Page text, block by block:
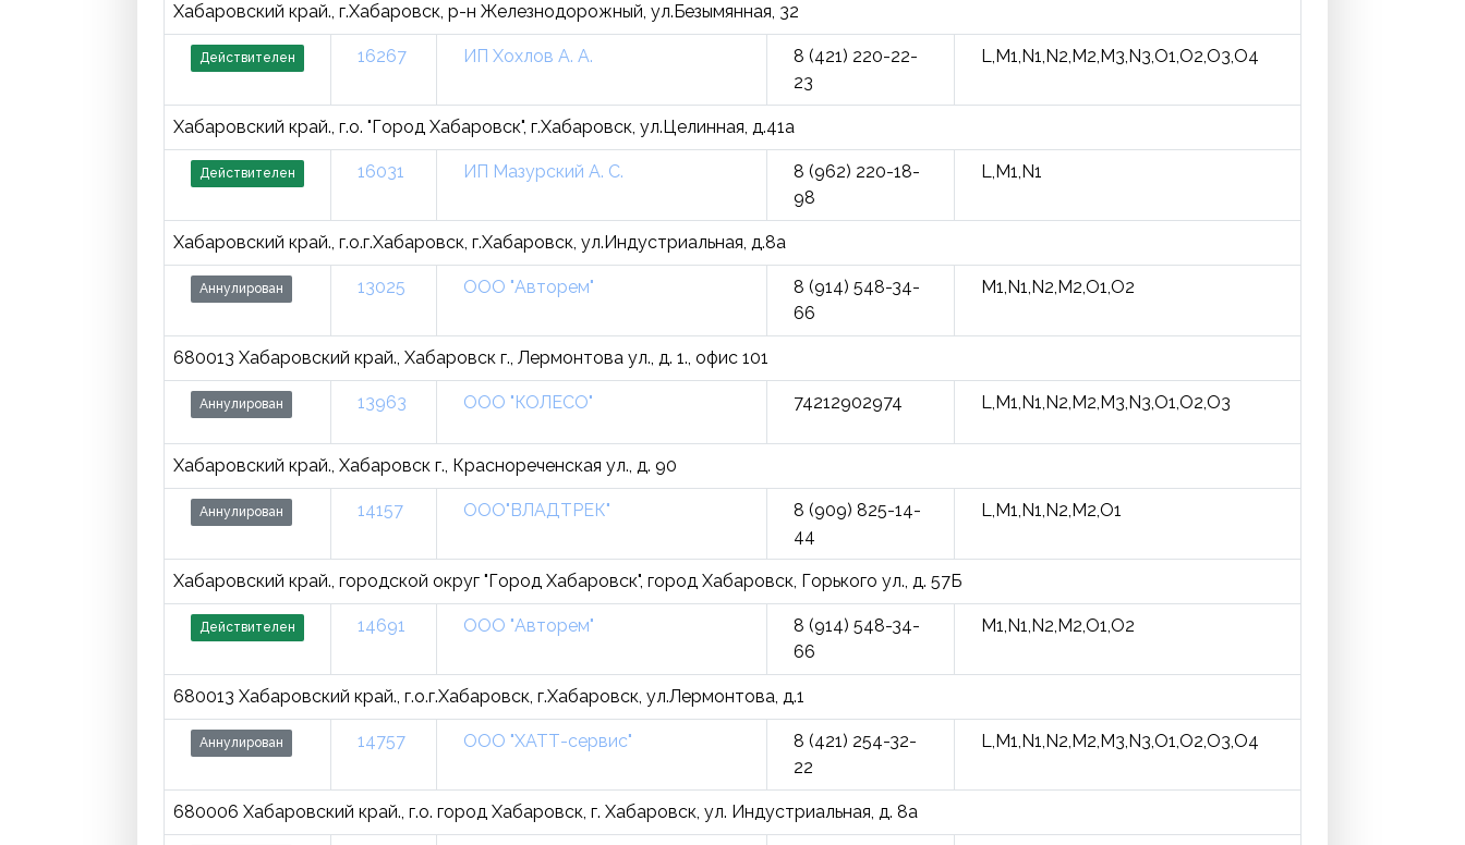
Хабаровский край., г.Хабаровск, р-н Железнодорожный, ул.Безымянная, 32
Действителен 16267 ИП Хохлов А. А.
8 (421) 220-22-
23
L,M1,N1,N2,M2,M3,N3,O1,O2,O3,O4
Хабаровский край., г.о. "Город Хабаровск", г.Хабаровск, ул.Целинная, д.41а
Действителен 16031 ИП Мазурский А. С.
8 (962) 220-18-
98
L,M1,N1
Хабаровский край., г.о.г.Хабаровск, г.Хабаровск, ул.Индустриальная, д.8а
Аннулирован 13025 ООО "Авторем"
8 (914) 548-34-
66
M1,N1,N2,M2,O1,O2
680013 Хабаровский край., Хабаровск г., Лермонтова ул., д. 1., офис 101
Аннулирован 13963 ООО "КОЛЕСО" 74212902974 L,M1,N1,N2,M2,M3,N3,O1,O2,O3
Хабаровский край., Хабаровск г., Краснореченская ул., д. 90
Аннулирован 14157 ООО"ВЛАДТРЕК"
8 (909) 825-14-
44
L,M1,N1,N2,M2,O1
Хабаровский край., городской округ "Город Хабаровск", город Хабаровск, Горького ул., д. 57Б
Действителен 14691 ООО "Авторем"
8 (914) 548-34-
66
M1,N1,N2,M2,O1,O2
680013 Хабаровский край., г.о.г.Хабаровск, г.Хабаровск, ул.Лермонтова, д.1
Аннулирован 14757 ООО "ХАТТ-сервис"
8 (421) 254-32-
22
L,M1,N1,N2,M2,M3,N3,O1,O2,O3,O4
680006 Хабаровский край., г.о. город Хабаровск, г. Хабаровск, ул. Индустриальная, д. 8а